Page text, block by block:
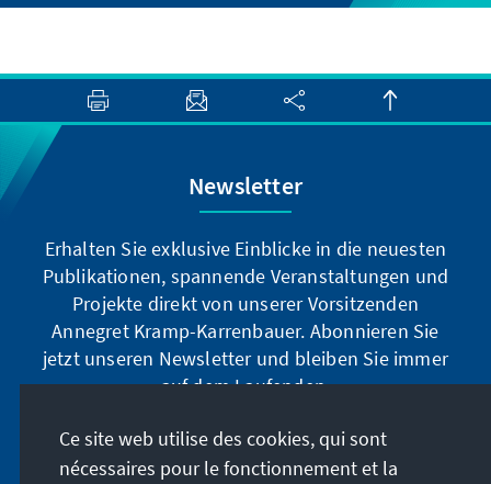
Newsletter
Erhalten Sie exklusive Einblicke in die neuesten
Publikationen, spannende Veranstaltungen und
Projekte direkt von unserer Vorsitzenden
Annegret Kramp-Karrenbauer. Abonnieren Sie
jetzt unseren Newsletter und bleiben Sie immer
auf dem Laufenden.
Jetzt abonnieren
Ce site web utilise des cookies, qui sont
nécessaires pour le fonctionnement et la